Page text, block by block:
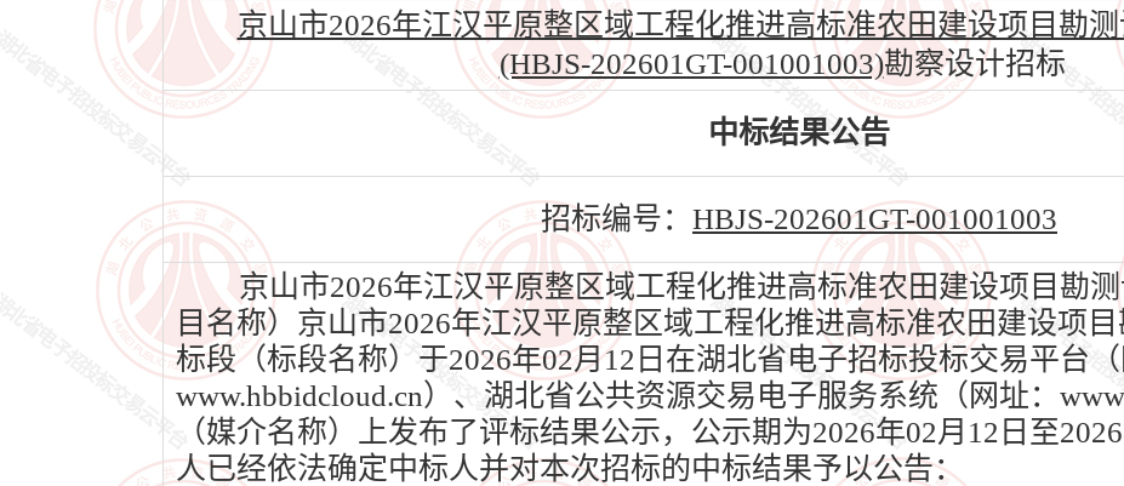
京山市2026年江汉平原整区域工程化推进高标准农田建设项目勘
(HBJS-202601GT-001001003)勘察设计招标
中标结果公告
招标编号： HBJS-202601GT-001001003
京山市2026年江汉平原整区域工程化推进高标准农田建设项目勘
目名称）京山市2026年江汉平原整区域工程化推进高标准农田建设项
标段（标段名称）于2026年02月12日在湖北省电子招标投标交易平台
www.hbbidcloud.cn）、湖北省公共资源交易电子服务系统（网址：
（媒介名称）上发布了评标结果公示，公示期为2026年02月12日至
人已经依法确定中标人并对本次招标的中标结果予以公告：